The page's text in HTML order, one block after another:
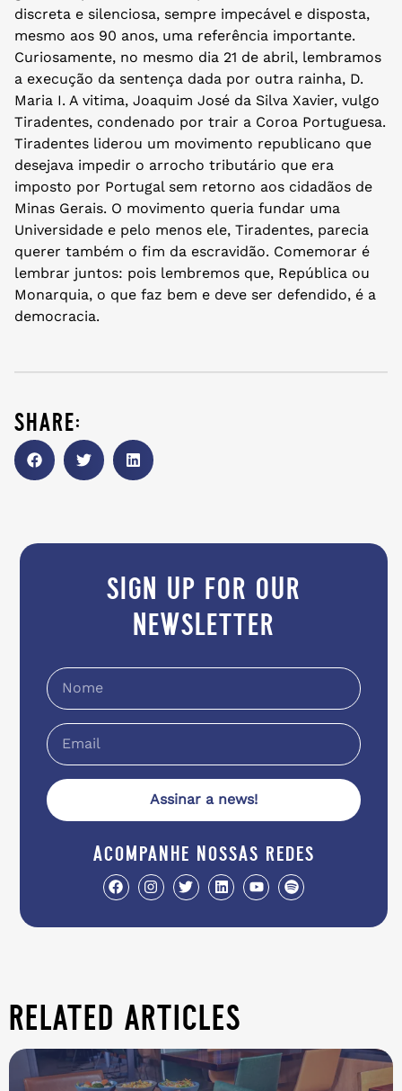
discreta e silenciosa, sempre impecável e disposta,
mesmo aos 90 anos, uma referência importante.
Curiosamente, no mesmo dia 21 de abril, lembramos
a execução da sentença dada por outra rainha, D.
Maria I. A vitima, Joaquim José da Silva Xavier, vulgo
Tiradentes, condenado por trair a Coroa Portuguesa.
Tiradentes liderou um movimento republicano que
desejava impedir o arrocho tributário que era
imposto por Portugal sem retorno aos cidadãos de
Minas Gerais. O movimento queria fundar uma
Universidade e pelo menos ele, Tiradentes, parecia
querer também o fim da escravidão. Comemorar é
lembrar juntos: pois lembremos que, República ou
Monarquia, o que faz bem e deve ser defendido, é a
democracia.
share:
sign up for our
newsletter
Assinar a news!
acompanhe nossas redes
related articles